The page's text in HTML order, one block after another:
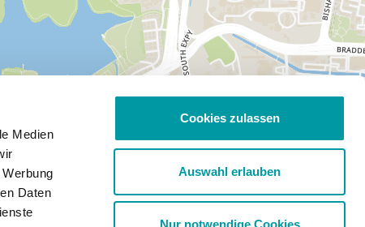
Medien
Daten
Cookies zulassen
Auswahl erlauben
Nur notwendige Cookies